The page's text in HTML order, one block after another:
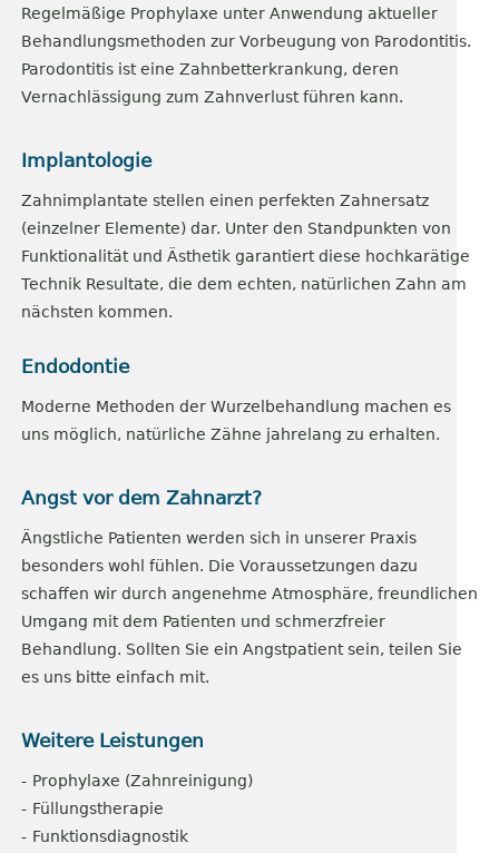
Regelmäßige Prophylaxe unter Anwendung aktueller
Behandlungsmethoden zur Vorbeugung von Parodontitis.
Parodontitis ist eine Zahnbetterkrankung, deren
Vernachlässigung zum Zahnverlust führen kann.
Implantologie
Zahnimplantate stellen einen perfekten Zahnersatz
(einzelner Elemente) dar. Unter den Standpunkten von
Funktionalität und Ästhetik garantiert diese hochkarätige
Technik Resultate, die dem echten, natürlichen Zahn am
nächsten kommen.
Endodontie
Moderne Methoden der Wurzelbehandlung machen es
uns möglich, natürliche Zähne jahrelang zu erhalten.
Angst vor dem Zahnarzt?
Ängstliche Patienten werden sich in unserer Praxis
besonders wohl fühlen. Die Voraussetzungen dazu
schaffen wir durch angenehme Atmosphäre, freundlichen
Umgang mit dem Patienten und schmerzfreier
Behandlung. Sollten Sie ein Angstpatient sein, teilen Sie
es uns bitte einfach mit.
Weitere Leistungen
Prophylaxe (Zahnreinigung)
Füllungstherapie
Funktionsdiagnostik